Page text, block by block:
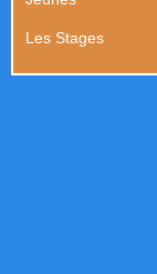
Les Stages